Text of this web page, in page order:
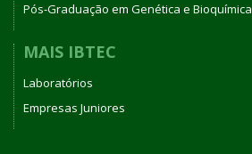
Pós-Graduação em Genética e Bioquímica
MAIS IBTEC
Laboratórios
Empresas Juniores